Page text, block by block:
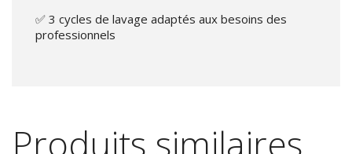
✅ 3 cycles de lavage adaptés aux besoins des
professionnels
Produits similaires